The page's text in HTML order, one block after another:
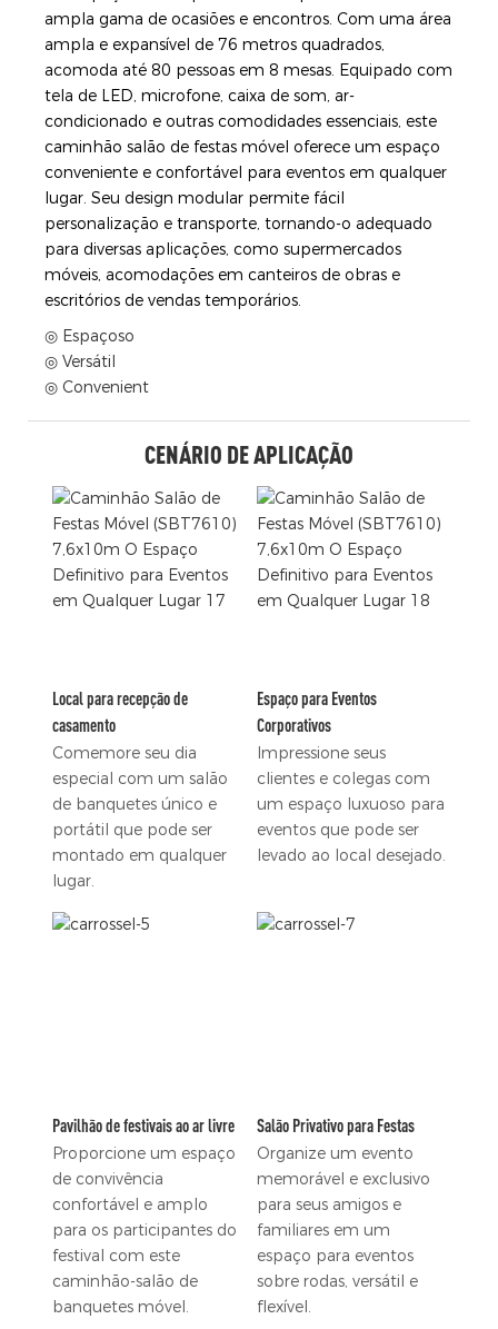
ampla gama de ocasiões e encontros. Com uma área
ampla e expansível de 76 metros quadrados,
acomoda até 80 pessoas em 8 mesas. Equipado com
tela de LED, microfone, caixa de som, ar-
condicionado e outras comodidades essenciais, este
caminhão salão de festas móvel oferece um espaço
conveniente e confortável para eventos em qualquer
lugar. Seu design modular permite fácil
personalização e transporte, tornando-o adequado
para diversas aplicações, como supermercados
móveis, acomodações em canteiros de obras e
escritórios de vendas temporários.
◎ Espaçoso
◎ Versátil
◎ Convenient
CENÁRIO DE APLICAÇÃO
Local para recepção de
casamento
Comemore seu dia
especial com um salão
de banquetes único e
portátil que pode ser
montado em qualquer
lugar.
Espaço para Eventos
Corporativos
Impressione seus
clientes e colegas com
um espaço luxuoso para
eventos que pode ser
levado ao local desejado.
Pavilhão de festivais ao ar livre
Proporcione um espaço
de convivência
confortável e amplo
para os participantes do
festival com este
caminhão-salão de
banquetes móvel.
Salão Privativo para Festas
Organize um evento
memorável e exclusivo
para seus amigos e
familiares em um
espaço para eventos
sobre rodas, versátil e
flexível.